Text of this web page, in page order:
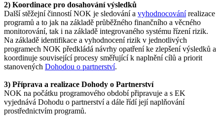
2) Koordinace pro dosahování výsledků
Další stěžejní činností NOK je sledování a vyhodnocovánírealizace
programů a to jak na základě průběžného finančního a věcného
monitorování, tak i na základě integrovaného systému řízení rizik.
Na základě identifikace a vyhodnocení rizik v jednotlivých
programech NOK předkládá návrhy opatření ke zlepšení výsledků a
koordinuje související procesy směřující k naplnění cílů a priorit
stanovených Dohodou o partnerství.
3) Příprava a realizace Dohody o Partnerství
NOK na počátku programového období připravuje a s EK
vyjednává Dohodu o partnerství a dále řídí její naplňování
prostřednictvím programů.